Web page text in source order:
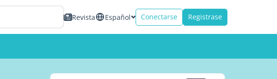
Revista Español Conectarse Registrase